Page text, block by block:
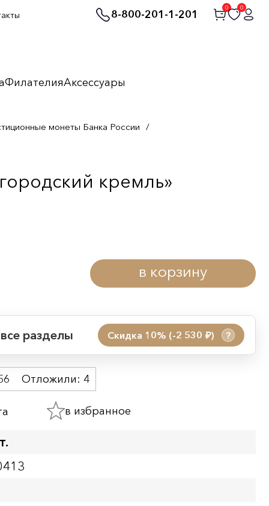
8-800-201-1-201
0 0
ФилателияАксессуары
монеты Банка России /
кремль»
в корзину
разделы Скидка 10% (-2 530 руб.) ?
Отложили: 4
в избранное